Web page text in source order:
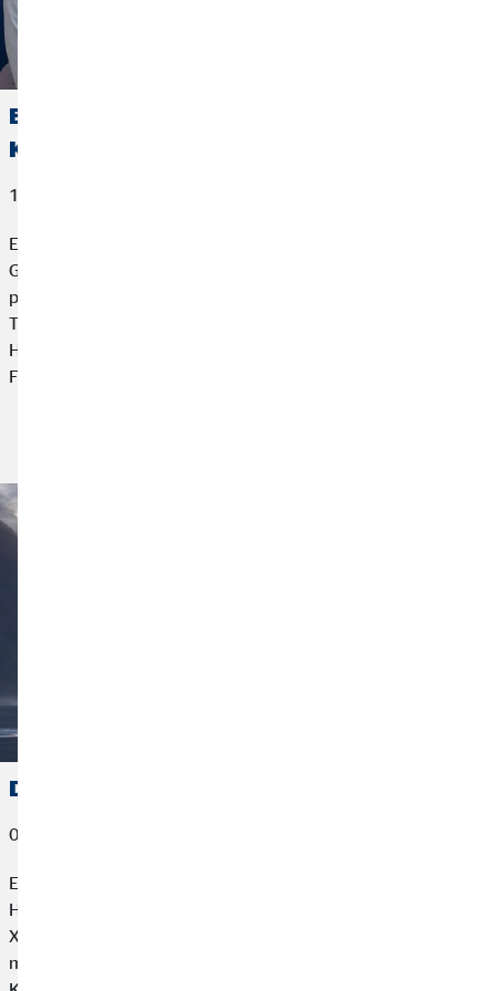
Büroeröffnung mit Herz für schwerkranke
Kinder
13. Juli 2026
Eine Büroeröffnung mit besonderem Mehrwert: OVB
Geschäftsstellenleiter Denis Martin verband diesen
persönlichen Meilenstein mit einer Spendenaktion für den
Tigerauge e. V.. Gemeinsam mit seinen Gästen und dem OVB
Hilfswerk kamen 1.900 Euro für schwerkranke Kinder und ihre
Familien zusammen.
Das ist nichts für dich!
09. Juli 2026
Eisiges Wasser, steile Berge und 226 Kilometer voller
Herausforderungen: Manuel Löbach stellt sich dem Norseman
Xtreme Triathlon 2026. Gemeinsam mit dem OVB Hilfswerk
macht er aus seinem Traum eine Mission für schwer erkrankte